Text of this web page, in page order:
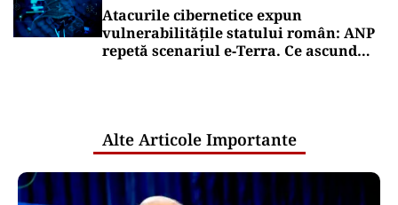
Atacurile cibernetice expun
vulnerabilitățile statului român: ANP
repetă scenariul e‑Terra. Ce ascund
Alte Articole Importante